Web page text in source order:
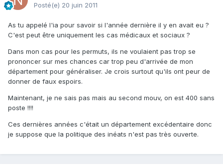
Posté(e) 20 juin 2011
As tu appelé l'ia pour savoir si l'année dernière il y en avait eu ?
C'est peut être uniquement les cas médicaux et sociaux ?
Dans mon cas pour les permuts, ils ne voulaient pas trop se
prononcer sur mes chances car trop peu d'arrivée de mon
département pour généraliser. Je crois surtout qu'ils ont peur de
donner de faux espoirs.
Maintenant, je ne sais pas mais au second mouv, on est 400 sans
poste !!!!
Ces dernières années c'était un département excédentaire donc
je suppose que la politique des inéats n'est pas très ouverte.